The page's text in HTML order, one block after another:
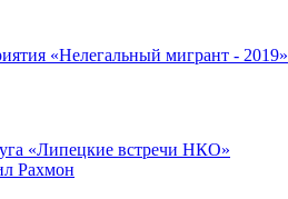
«Нелегальный мигрант - 2019»
«Липецкие встречи НКО»
Рахмон